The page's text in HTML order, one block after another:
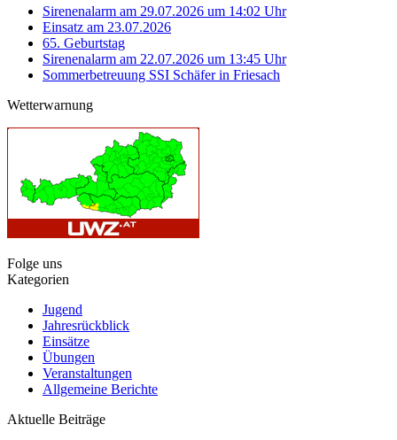
Sirenenalarm am 29.07.2026 um 14:02 Uhr
Einsatz am 23.07.2026
65. Geburtstag
Sirenenalarm am 22.07.2026 um 13:45 Uhr
Sommerbetreuung SSI Schäfer in Friesach
Wetterwarnung
Folge uns
Kategorien
Jugend
Jahresrückblick
Einsätze
Übungen
Veranstaltungen
Allgemeine Berichte
Aktuelle Beiträge